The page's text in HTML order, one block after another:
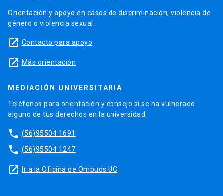
Orientación y apoyo en casos de discriminación, violencia de
género o violencia sexual.
launch Contacto para apoyo
launch Más orientación
MEDIACIÓN UNIVERSITARIA
Teléfonos para orientación y consejo si se ha vulnerado
alguno de tus derechos en la universidad.
phone (56)95504 1691
phone (56)95504 1247
launch Ir a la Oficina de Ombuds UC